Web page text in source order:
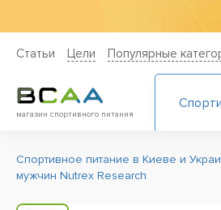
Статьи Цели Популярные
магазин спортивного питания
Спортивное питание в Киеве и
мужчин Nutrex Research